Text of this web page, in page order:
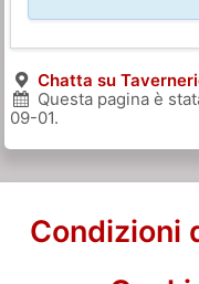
Chatta su
Questa pagina è
09-01.
Condizioni